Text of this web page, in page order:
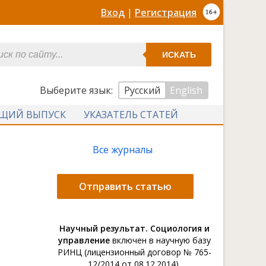
Вход | Регистрация
ИСКАТЬ
Выберите язык: Русский
English
ВЫПУСК
УКАЗАТЕЛЬ СТАТЕЙ
Все журналы
Отправить статью
Научный результат. Социология и
управлениевключен в научную базу
РИНЦ (лицензионный договор № 765-